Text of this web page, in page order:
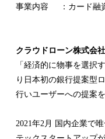
事業内容 ：カード融
クラウドローン株式会
「経済的に物事を選択
り日本初の銀行提案型
行いユーザーへの提案を
2021年2月 国内企業で